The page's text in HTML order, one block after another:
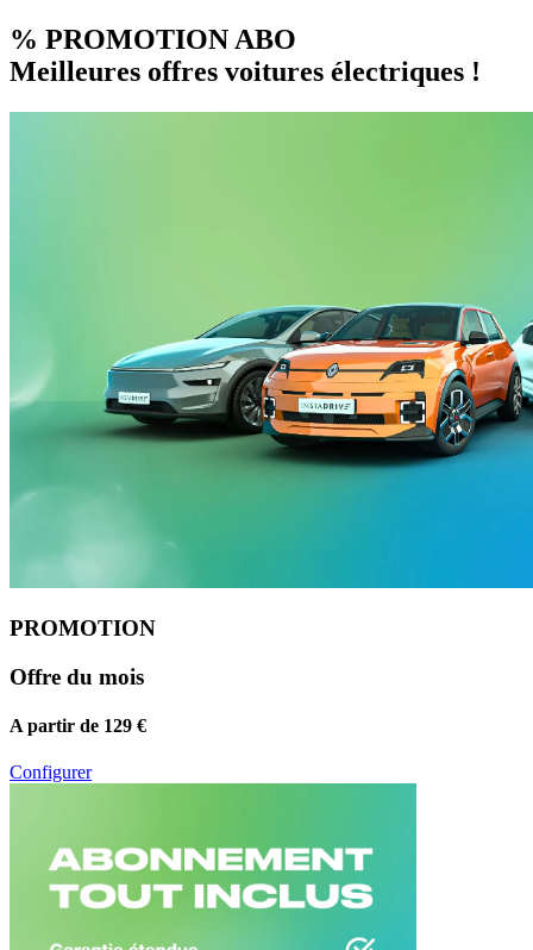
% PROMOTION ABO
Meilleures offres voitures électriques !
PROMOTION
Offre du mois
A partir de 129 €
Configurer